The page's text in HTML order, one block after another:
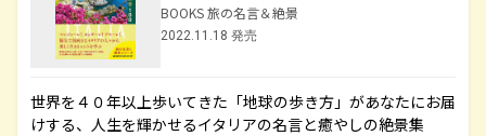
BOOKS 旅の名言＆絶景
2022.11.18 発売
世界を４０年以上歩いてきた「地球の歩き方」があなたにお届
けする、人生を輝かせるイタリアの名言と癒やしの絶景集